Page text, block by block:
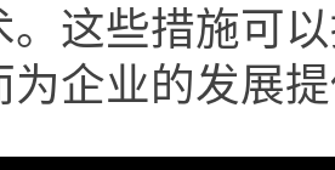
。这些措施可
为企业的发展